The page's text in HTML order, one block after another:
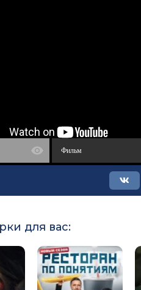
Фильм
для вас: